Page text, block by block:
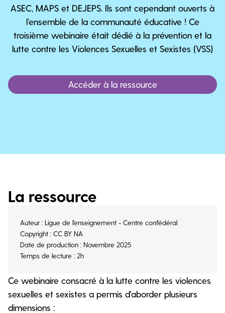
ASEC, MAPS et DEJEPS. Ils sont cependant ouverts à
l’ensemble de la communauté éducative ! Ce
troisième webinaire était dédié à la prévention et la
lutte contre les Violences Sexuelles et Sexistes (VSS)
Accéder à la ressource
La ressource
Auteur : Ligue de l'enseignement - Centre confédéral
Copyright : CC BY NA
Date de production : Novembre 2025
Temps de lecture : 2h
Ce webinaire consacré à la lutte contre les violences
sexuelles et sexistes a permis d'aborder plusieurs
dimensions :